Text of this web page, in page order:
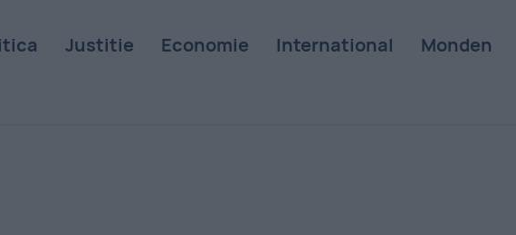
Justitie Economie International Monden